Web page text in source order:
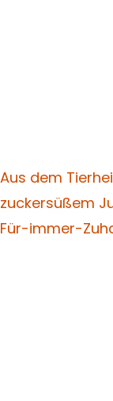
Aus dem
zuckersüßem
Für-immer-